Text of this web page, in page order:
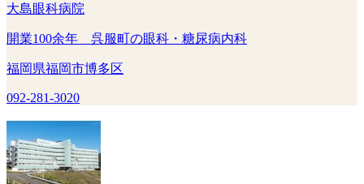
大島眼科病院
開業100余年 呉服町の眼科・糖尿病内科
福岡県福岡市博多区
092-281-3020